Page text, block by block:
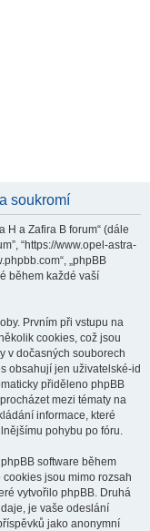
soukromí
H a Zafira B forum“ (dále
“https://www.opel-astra-
„phpBB
během každé vaší
Prvním při vstupu na
cookies, což jsou
v dočasných souborech
obsahují jen uživatelské-id
přiděleno phpBB
mezi tématy na
informace, které
pohybu po fóru.
software během
cookies jsou mimo rozsah
vytvořilo phpBB. Druhá
je vaše odeslání
jako anonymní